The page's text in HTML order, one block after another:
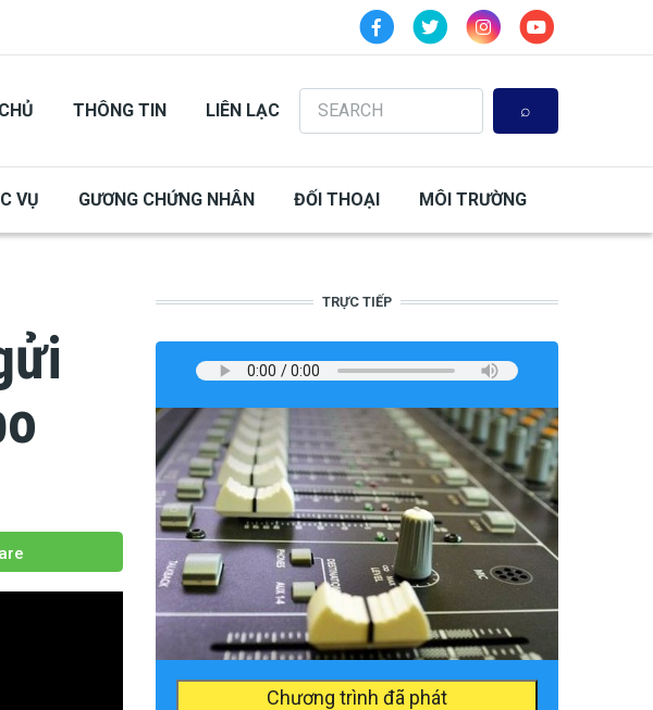
THÔNG TIN LIÊN LẠC
Search
VỤ GƯƠNG CHỨNG NHÂN ĐỐI THOẠI MÔI TRƯỜNG
TRỰC TIẾP
Chương trình đã phát